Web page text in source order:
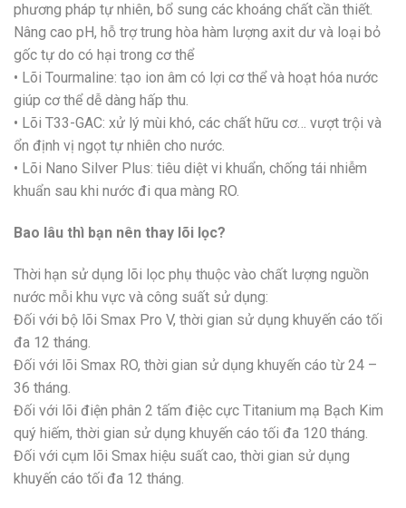
phương pháp tự nhiên, bổ sung các khoáng chất cần thiết.
Nâng cao pH, hỗ trợ trung hòa hàm lượng axit dư và loại bỏ
gốc tự do có hại trong cơ thể
• Lõi Tourmaline: tạo ion âm có lợi cơ thể và hoạt hóa nước
giúp cơ thể dễ dàng hấp thu.
• Lõi T33-GAC: xử lý mùi khó, các chất hữu cơ… vượt trội và
ổn định vị ngọt tự nhiên cho nước.
• Lõi Nano Silver Plus: tiêu diệt vi khuẩn, chống tái nhiễm
khuẩn sau khi nước đi qua màng RO.
Bao lâu thì bạn nên thay lõi lọc?
Thời hạn sử dụng lõi lọc phụ thuộc vào chất lượng nguồn
nước mỗi khu vực và công suất sử dụng:
Đối với bộ lõi Smax Pro V, thời gian sử dụng khuyến cáo tối
đa 12 tháng.
Đối với lõi Smax RO, thời gian sử dụng khuyến cáo từ 24 –
36 tháng.
Đối với lõi điện phân 2 tấm điệc cực Titanium mạ Bạch Kim
quý hiếm, thời gian sử dụng khuyến cáo tối đa 120 tháng.
Đối với cụm lõi Smax hiệu suất cao, thời gian sử dụng
khuyến cáo tối đa 12 tháng.